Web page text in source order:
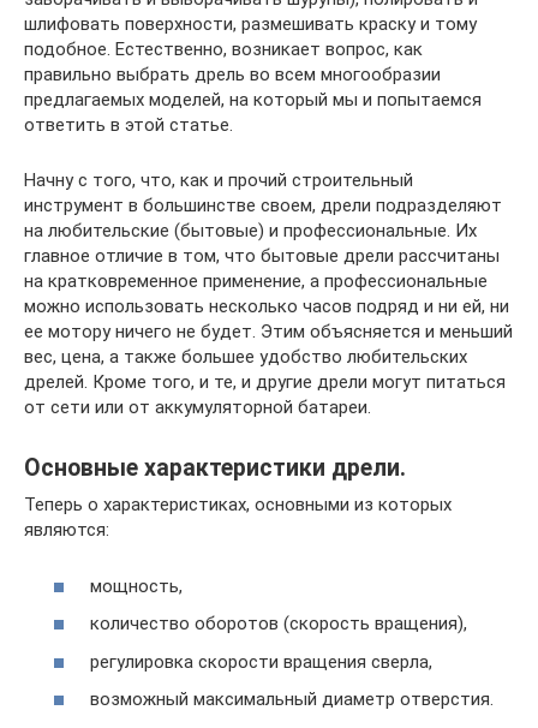
шлифовать поверхности, размешивать краску и тому
подобное. Естественно, возникает вопрос, как
правильно выбрать дрель во всем многообразии
предлагаемых моделей, на который мы и попытаемся
ответить в этой статье.
Начну с того, что, как и прочий строительный
инструмент в большинстве своем, дрели подразделяют
на любительские (бытовые) и профессиональные. Их
главное отличие в том, что бытовые дрели рассчитаны
на кратковременное применение, а профессиональные
можно использовать несколько часов подряд и ни ей, ни
ее мотору ничего не будет. Этим объясняется и меньший
вес, цена, а также большее удобство любительских
дрелей. Кроме того, и те, и другие дрели могут питаться
от сети или от аккумуляторной батареи.
Основные характеристики дрели.
Теперь о характеристиках, основными из которых
являются:
мощность,
количество оборотов (скорость вращения),
регулировка скорости вращения сверла,
возможный максимальный диаметр отверстия.